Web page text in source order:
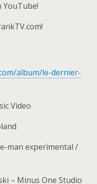
YouTube!
album/le-dernier-
Video
man experimental /
– Minus One Studio